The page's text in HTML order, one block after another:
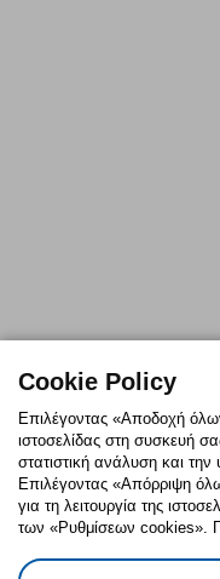
Cookie Policy
Επιλέγοντας «Αποδοχή
ιστοσελίδας στη συσκευή
στατιστική ανάλυση και
Επιλέγοντας «Απόρριψη
για τη λειτουργία της
των «Ρυθμίσεων cookies».